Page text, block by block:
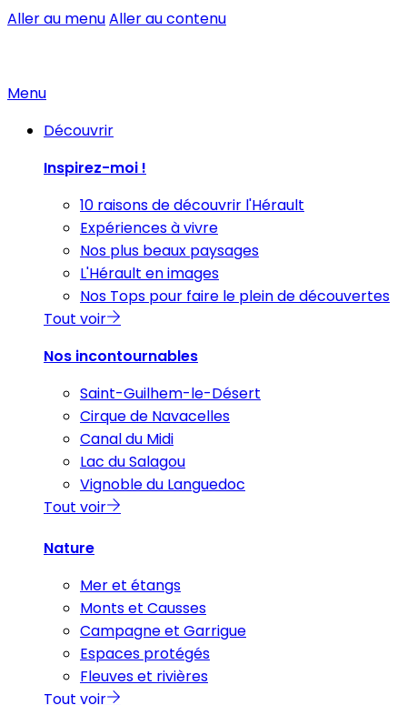
Aller au menuAller au contenu
Menu
Découvrir
Inspirez-moi !
10 raisons de découvrir l'Hérault
Expériences à vivre
Nos plus beaux paysages
L'Hérault en images
Nos Tops pour faire le plein de découvertes
Tout voir
Nos incontournables
Saint-Guilhem-le-Désert
Cirque de Navacelles
Canal du Midi
Lac du Salagou
Vignoble du Languedoc
Tout voir
Nature
Mer et étangs
Monts et Causses
Campagne et Garrigue
Espaces protégés
Fleuves et rivières
Tout voir